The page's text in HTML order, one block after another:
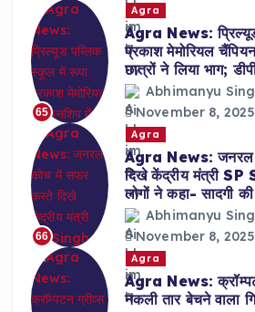
65
Agra
Agra News:
प्रकाश मेमोरियल
छात्रों ने लिया भाग;
Abhimanyu
November 8, 2025
66
Agra
Agra News: जनरल
दिखे केंद्रीय मंत्री
लोगों ने कहा- सादगी
Abhimanyu
November 8, 2025
Agra
Agra News:
नकली तार बेचने वाला